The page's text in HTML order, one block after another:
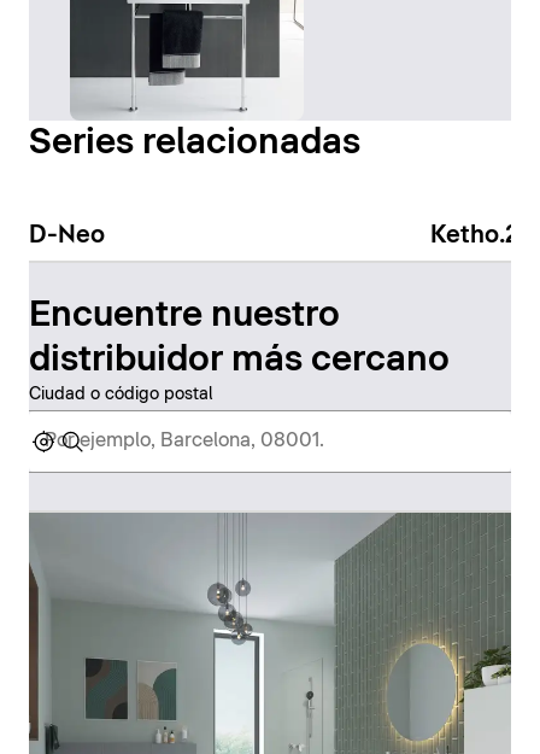
Series relacionadas
D-Neo Ketho.2
Encuentre nuestro
distribuidor más cercano
Ciudad o código postal